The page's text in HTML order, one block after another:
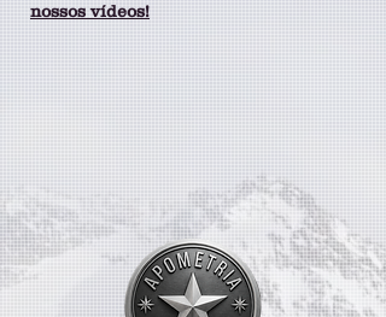
nossos vídeos!